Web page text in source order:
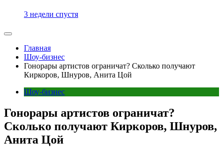
3 недели спустя
Главная
Шоу-бизнес
Гонорары артистов ограничат? Сколько получают
Киркоров, Шнуров, Анита Цой
Шоу-бизнес
Гонорары артистов ограничат?
Сколько получают Киркоров, Шнуров,
Анита Цой